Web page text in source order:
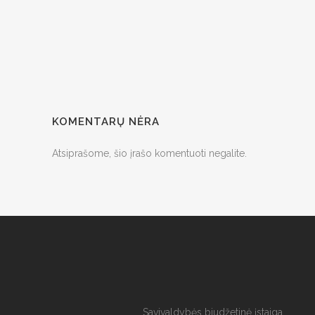
KOMENTARŲ NĖRA
Atsiprašome, šio įrašo komentuoti negalite.
Savivaldybės biudžetinė įstaiga